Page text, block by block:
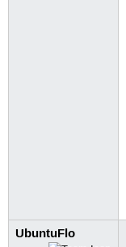
UbuntuFlo